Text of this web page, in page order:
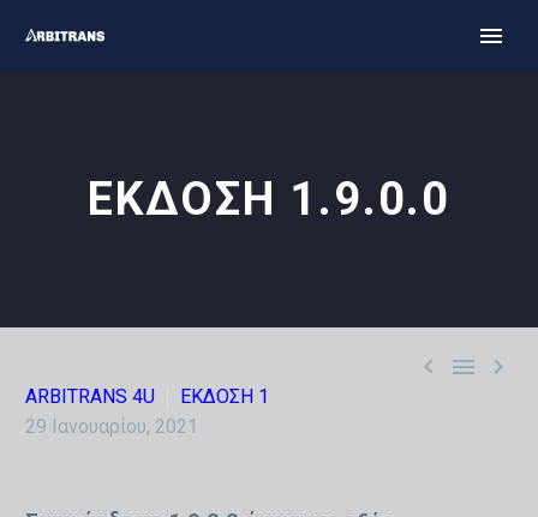
ΕΚΔΟΣΗ 1.9.0.0
  
ARBITRANS 4U
ΕΚΔΟΣΗ 1
29 Ιανουαρίου, 2021